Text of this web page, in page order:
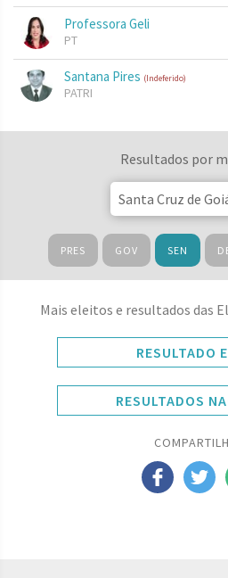
Professora Geli
PT
Santana Pires (Indeferido)
PATRI
Resultados por
PRES GOV SEN
Mais eleitos e resultados das
RESULTADO
RESULTADOS